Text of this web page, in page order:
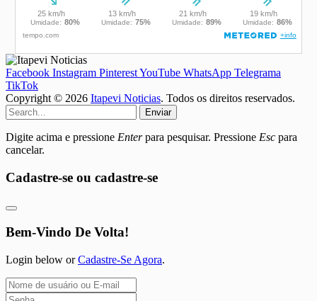
Facebook Instagram PinterestYouTube WhatsApp Telegrama
TikTok
Copyright © 2026 Itapevi Noticias. Todos os direitos reservados.
Enviar
Digite acima e pressione Enterpara pesquisar. Pressione Esc para
cancelar.
Cadastre-se ou cadastre-se
Bem-Vindo De Volta!
Login below orCadastre-Se Agora.